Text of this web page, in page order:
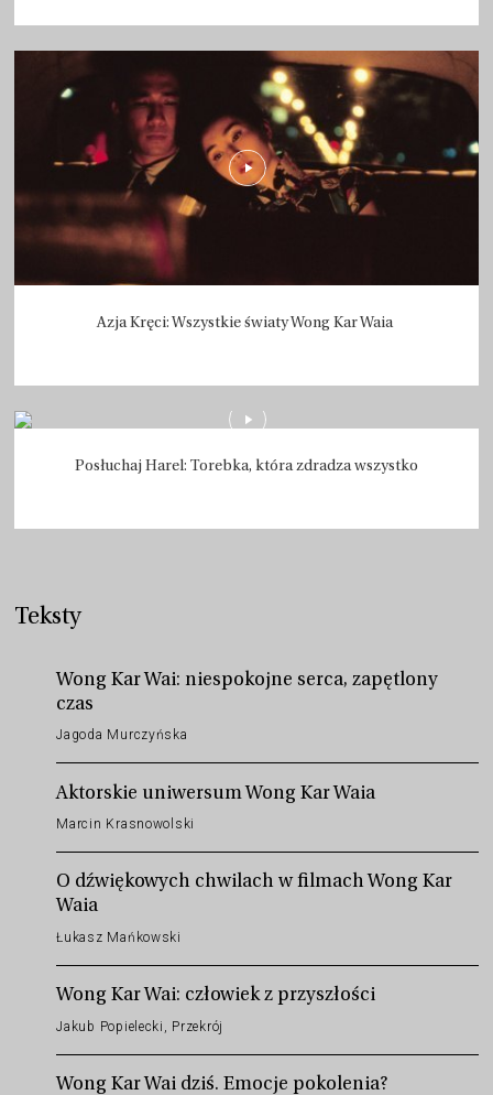
Azja Kręci: Wszystkie światy Wong Kar Waia
Posłuchaj Harel: Torebka, która zdradza wszystko
Teksty
Wong Kar Wai: niespokojne serca, zapętlony
czas
Jagoda Murczyńska
Aktorskie uniwersum Wong Kar Waia
Marcin Krasnowolski
O dźwiękowych chwilach w filmach Wong Kar
Waia
Łukasz Mańkowski
Wong Kar Wai: człowiek z przyszłości
Jakub Popielecki, Przekrój
Wong Kar Wai dziś. Emocje pokolenia?